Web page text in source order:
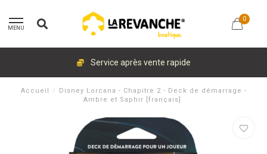
MENU
0
Service après vente rapide
Accueil /
Disney Lorcana - Chapitre 2 - Deck de démarrage -
Ambre et Saphir [français]